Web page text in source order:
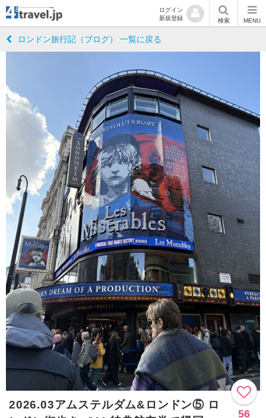
ログイン
新規登録
検索 MENU
ロンドン旅行記（ブログ） 一覧に戻る
2026.03アムステルダム&ロンドン⑤ ロ
56